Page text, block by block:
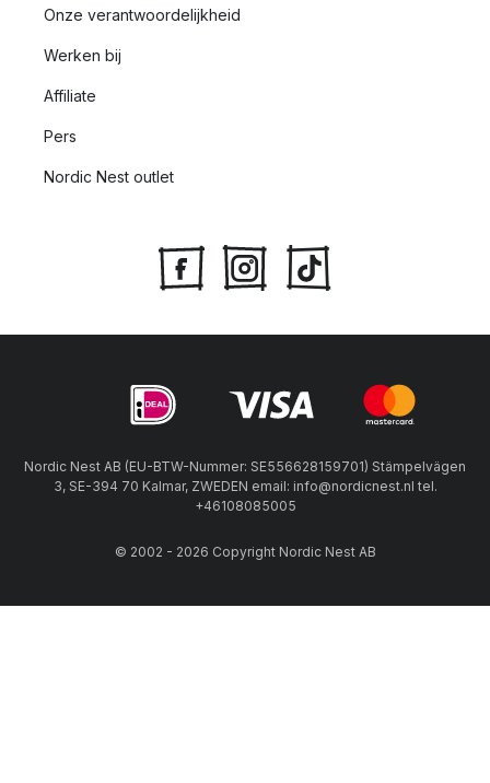
Onze verantwoordelijkheid
Werken bij
Affiliate
Pers
Nordic Nest outlet
Nordic Nest AB (EU-BTW-Nummer: SE556628159701) Stämpelvägen
3, SE-394 70 Kalmar, ZWEDEN email: info@nordicnest.nl tel.
+46108085005
© 2002 - 2026 Copyright Nordic Nest AB